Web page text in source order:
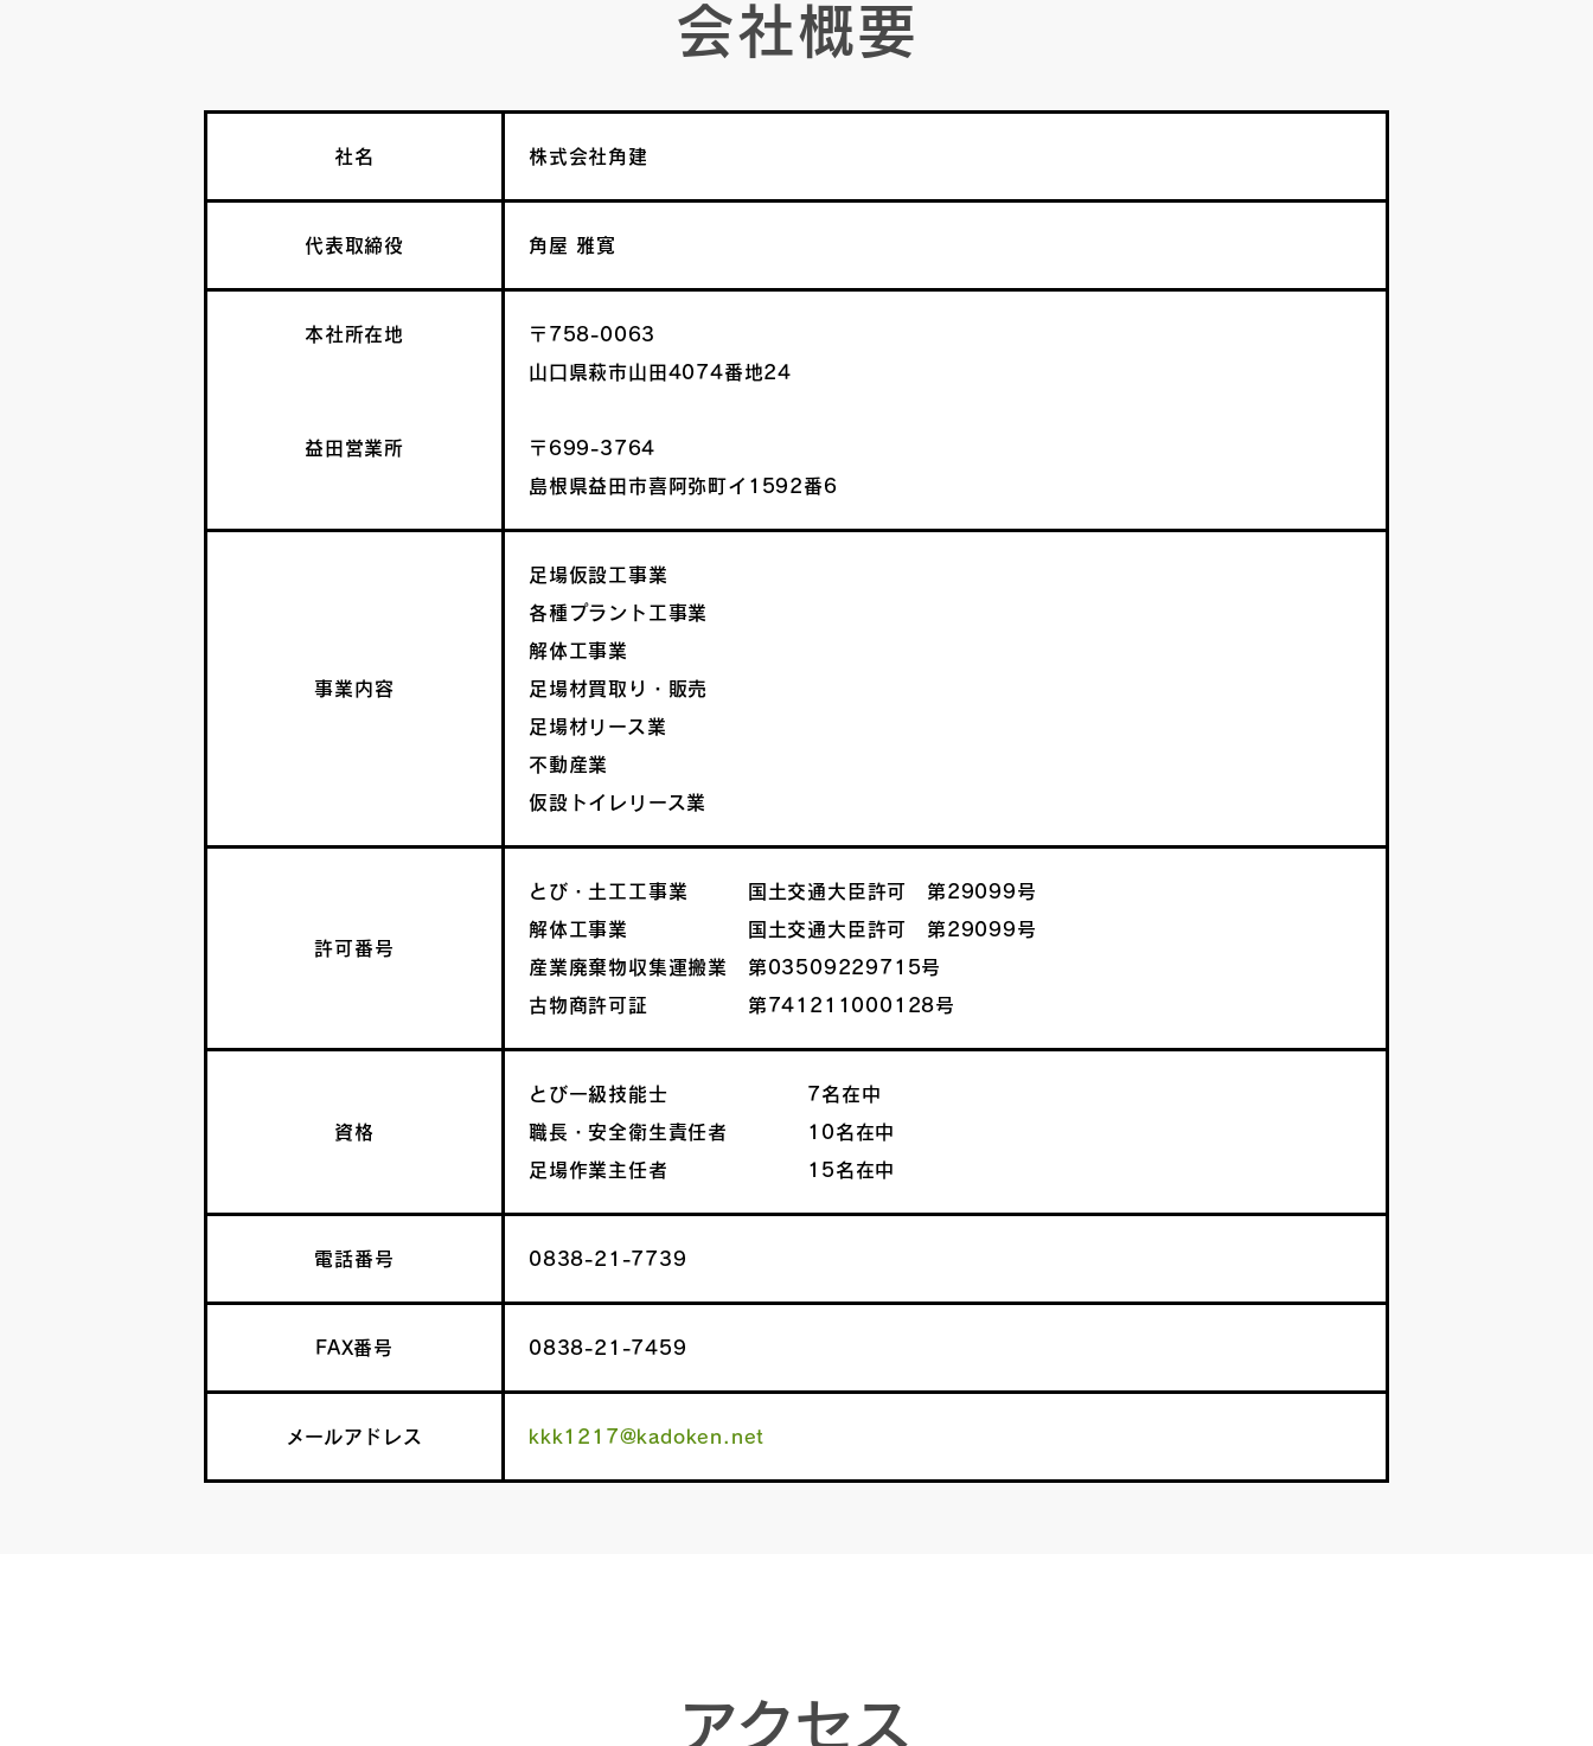
会社概要
社名 株式会社角建
代表取締役 角屋 雅寛
本社所在地
益田営業所
〒758-0063
山口県萩市山田4074番地24
〒699-3764
島根県益田市喜阿弥町イ1592番6
事業内容
足場仮設工事業
各種プラント工事業
解体工事業
足場材買取り・販売
足場材リース業
不動産業
仮設トイレリース業
許可番号
とび・土工工事業 国土交通大臣許可 第29099号
解体工事業 国土交通大臣許可 第29099号
産業廃棄物収集運搬業 第03509229715号
古物商許可証 第741211000128号
資格
とび一級技能士 7名在中
職長・安全衛生責任者 10名在中
足場作業主任者 15名在中
電話番号 0838-21-7739
FAX番号 0838-21-7459
メールアドレス kkk1217@kadoken.net
アクセス